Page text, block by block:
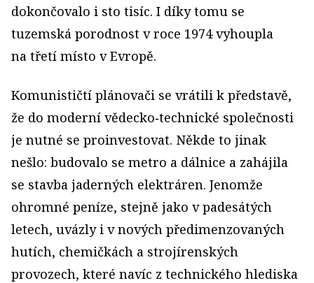
dokončovalo i sto tisíc. I díky tomu se
tuzemská porodnost v roce 1974 vyhoupla
na třetí místo v Evropě.
Komunističtí plánovači se vrátili k představě,
že do moderní vědecko‑technické společnosti
je nutné se proinvestovat. Někde to jinak
nešlo: budovalo se metro a dálnice a zahájila
se stavba jaderných elektráren. Jenomže
ohromné peníze, stejně jako v padesátých
letech, uvázly i v nových předimenzovaných
hutích, chemičkách a strojírenských
provozech, které navíc z technického hlediska